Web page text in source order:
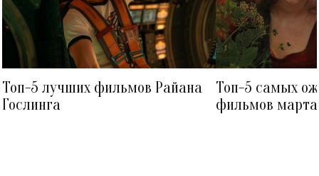
Топ-5 лучших фильмов Райана
Гослинга
Топ-5 самых
фильмов